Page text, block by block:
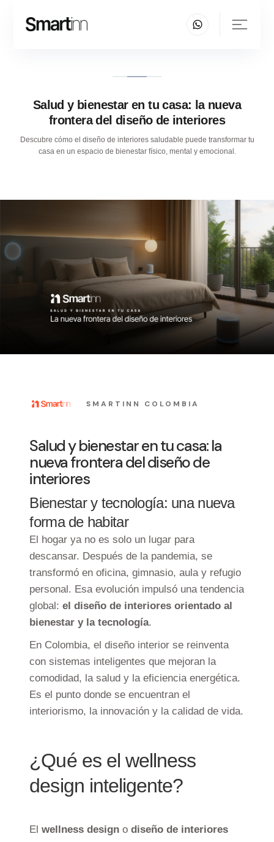
Salud y bienestar en tu casa: la nueva
frontera del diseño de interiores
Descubre cómo el diseño de interiores saludable puede transformar tu
casa en un espacio de bienestar físico, mental y emocional.
SMARTINN COLOMBIA
Salud y bienestar en tu casa: la
nueva frontera del diseño de
interiores
Bienestar y tecnología: una nueva
forma de habitar
El hogar ya no es solo un lugar para
descansar. Después de la pandemia, se
transformó en oficina, gimnasio, aula y refugio
personal. Esa evolución impulsó una tendencia
global:el diseño de interiores orientado al
bienestar y la tecnología.
En Colombia, el diseño interior se reinventa
con sistemas inteligentes que mejoran la
comodidad, la salud y la eficiencia energética.
Es el punto donde se encuentran el
interiorismo, la innovación y la calidad de vida.
¿Qué es el wellness
design inteligente?
Elwellness design odiseño de interiores